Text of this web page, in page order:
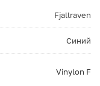
Fjallraven
Синий
Vinylon F